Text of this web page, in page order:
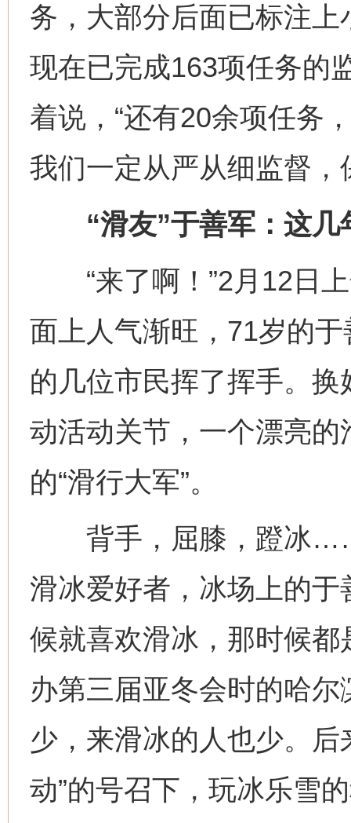
务，大部分后面已标注上
现在已完成163项任务的
着说，“还有20余项任务
我们一定从严从细监督，
“滑友”于善军：这几
“来了啊！”2月12日上
面上人气渐旺，71岁的
的几位市民挥了挥手。
动活动关节，一个漂亮
的“滑行大军”。
背手，屈膝，蹬冰……
滑冰爱好者，冰场上的于
候就喜欢滑冰，那时候都
办第三届亚冬会时的哈
少，来滑冰的人也少。
动”的号召下，玩冰乐雪